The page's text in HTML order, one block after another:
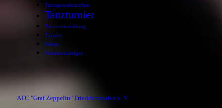
Tanzsportabzeichen
Tanzturnier
Tanzveranstaltung
Turnier
Wetter
Wiedereinsteiger
ATC "Graf Zeppelin" Friedrichshafen e. V.